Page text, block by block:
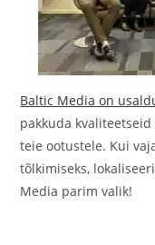
Baltic Media on
pakkuda
teie ootustele. Kui
tõlkimiseks,
Media parim valik!